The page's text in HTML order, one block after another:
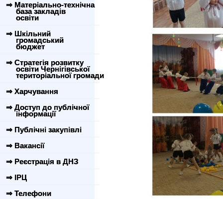
⇒ Матеріально-технічна
база закладів
освіти
⇒ Шкільний
громадський
бюджет
⇒ Стратегія розвитку
освіти Чернігівської
територіальної громади
⇒ Харчування
⇒ Доступ до публічної
інформації
⇒ Публічні закупівлі
⇒ Вакансії
⇒ Реєстрація в ДНЗ
⇒ ІРЦ
⇒ Телефони